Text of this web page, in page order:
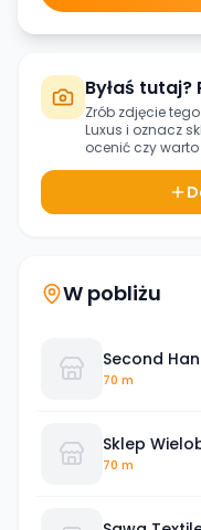
Byłaś tutaj?
Zrób zdjęcie
Luxus i oznacz
ocenić czy warto
W pobliżu
Second
70 m
Sklep
70 m